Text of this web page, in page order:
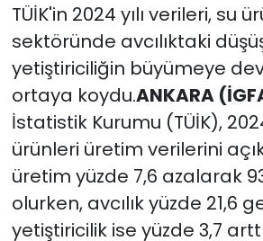
TÜİK'in 2024 yılı verileri, su
sektöründe avcılıktaki
yetiştiriciliğin büyümeye
ortaya koydu.ANKARA
İstatistik Kurumu (TÜİK),
ürünleri üretim verilerini
üretim yüzde 7,6 azalarak
olurken, avcılık yüzde 21,6
yetiştiricilik ise yüzde 3,7